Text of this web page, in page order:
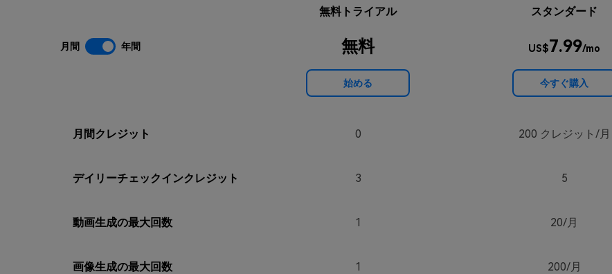
無料トライアル スタンダード
月間 年間 無料 US$7.99/mo
始める 今すぐ購入
月間クレジット 0 200 クレジット/月
デイリーチェックインクレジット 3 5
動画生成の最大回数 1 20/月
画像生成の最大回数 1 200/月